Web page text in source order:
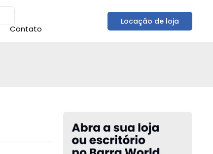
Contato
Locação de loja